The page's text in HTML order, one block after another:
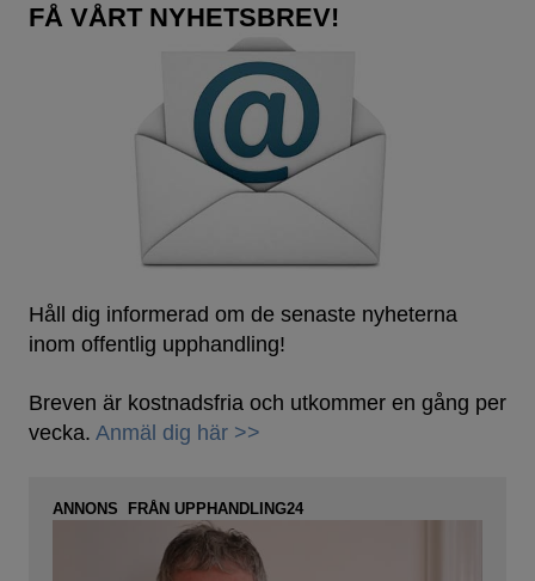
FÅ VÅRT NYHETSBREV!
Håll dig informerad om de senaste nyheterna
inom offentlig upphandling!
Breven är kostnadsfria och utkommer en gång per
vecka. Anmäl dig här >>
ANNONS FRÅN UPPHANDLING24